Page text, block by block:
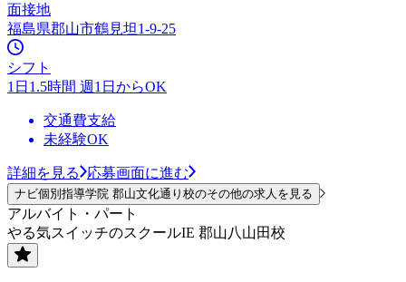
面接地
福島県郡山市鶴見坦1-9-25
シフト
1日1.5時間 週1日からOK
交通費支給
未経験OK
詳細を見る 応募画面に進む
ナビ個別指導学院 郡山文化通り校のその他の求人を見る
アルバイト・パート
やる気スイッチのスクールIE 郡山八山田校